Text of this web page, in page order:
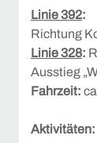
Linie 392:
Richtung
Linie 328:
Ausstieg
Fahrzeit:
Aktivitäten: